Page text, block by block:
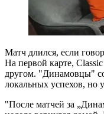
Матч длился, если
На первой карте,
другом. "Динамовцы"
локальных успехов, но
"После матчей за